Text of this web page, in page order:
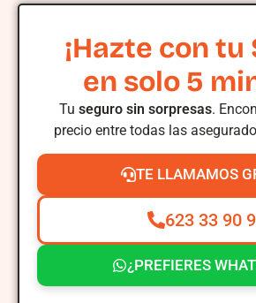
¡Hazte con tu
en solo 5
Tu seguro sin sorpresas.
precio entre todas las
TE LLAMAMOS
623 33 90
¿PREFIERES